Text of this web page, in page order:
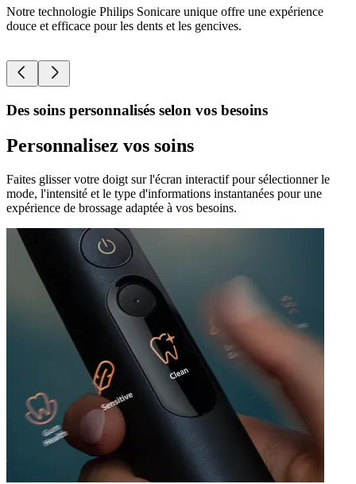
Notre technologie Philips Sonicare unique offre une expérience
douce et efficace pour les dents et les gencives.
Des soins personnalisés selon vos besoins
Personnalisez vos soins
Faites glisser votre doigt sur l'écran interactif pour sélectionner le
mode, l'intensité et le type d'informations instantanées pour une
expérience de brossage adaptée à vos besoins.